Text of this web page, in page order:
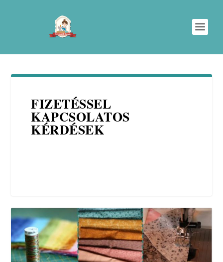
FIZETÉSSEL
KAPCSOLATOS
KÉRDÉSEK